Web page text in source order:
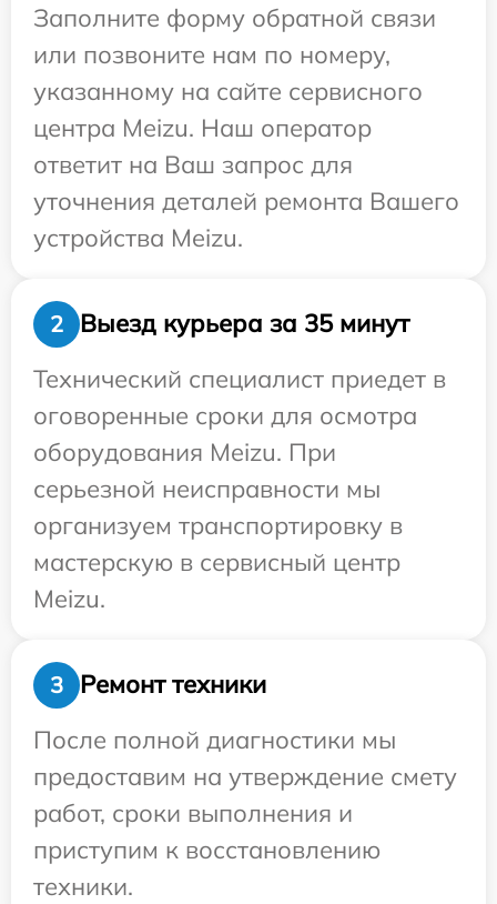
Заполните форму обратной связи
или позвоните нам по номеру,
указанному на сайте сервисного
центра Meizu. Наш оператор
ответит на Ваш запрос для
уточнения деталей ремонта Вашего
устройства Meizu.
2
Выезд курьера за 35 минут
Технический специалист приедет в
оговоренные сроки для осмотра
оборудования Meizu. При
серьезной неисправности мы
организуем транспортировку в
мастерскую в сервисный центр
Meizu.
3
Ремонт техники
После полной диагностики мы
предоставим на утверждение смету
работ, сроки выполнения и
приступим к восстановлению
техники.